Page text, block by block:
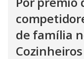
de família
Cozinheiros